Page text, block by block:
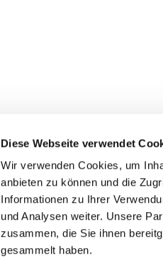
Diese Webseite verwendet
Wir verwenden Cookies, um
anbieten zu können und die
Informationen zu Ihrer
und Analysen weiter. Unsere
zusammen, die Sie ihnen
gesammelt haben.